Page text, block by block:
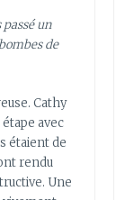
un
de
Cathy
avec
étaient de
rendu
Une